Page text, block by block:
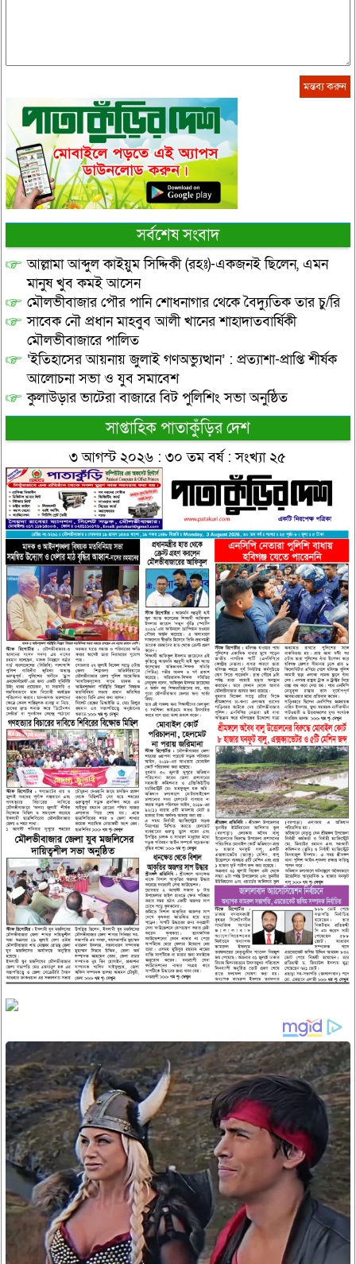
সর্বশেষ সংবাদ
আল্লামা আব্দুল কাইয়ুম সিদ্দিকী (রহঃ)-একজনই ছিলেন, এমন
মানুষ খুব কমই আসেন
মৌলভীবাজার পৌর পানি শোধনাগার থেকে বৈদ্যুতিক তার চু/রি
সাবেক নৌ প্রধান মাহবুব আলী খানের শাহাদাতবার্ষিকী
মৌলভীবাজারে পালিত
‘ইতিহাসের আয়নায় জুলাই গণঅভ্যুত্থান’ : প্রত্যাশা-প্রাপ্তি শীর্ষক
আলোচনা সভা ও যুব সমাবেশ
কুলাউড়ার ভাটেরা বাজারে বিট পুলিশিং সভা অনুষ্ঠিত
সাপ্তাহিক পাতাকুঁড়ির দেশ
৩ আগস্ট ২০২৬ : ৩০ তম বর্ষ : সংখ্যা ২৫